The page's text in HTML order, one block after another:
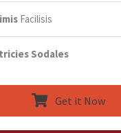
Facilisis
Sodales
Get it Now